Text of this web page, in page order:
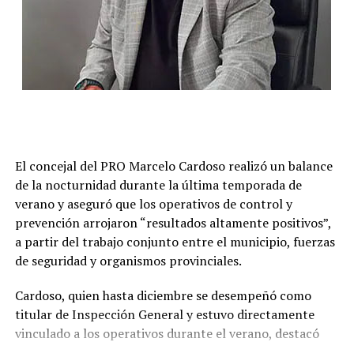
El concejal del PRO Marcelo Cardoso realizó un balance
de la nocturnidad durante la última temporada de
verano y aseguró que los operativos de control y
prevención arrojaron “resultados altamente positivos”,
a partir del trabajo conjunto entre el municipio, fuerzas
de seguridad y organismos provinciales.
Cardoso, quien hasta diciembre se desempeñó como
titular de Inspección General y estuvo directamente
vinculado a los operativos durante el verano, destacó